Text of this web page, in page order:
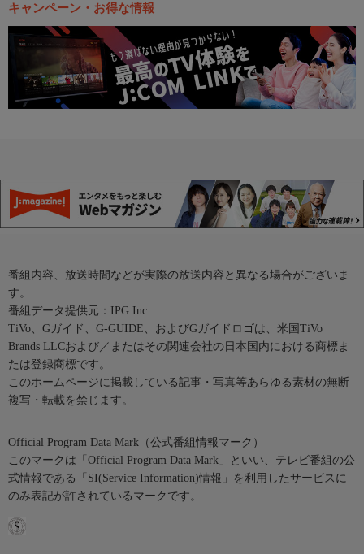
キャンペーン・お得な情報
番組内容、放送時間などが実際の放送内容と異なる場合がございま
す。
番組データ提供元：IPG Inc.
TiVo、Gガイド、G-GUIDE、およびGガイドロゴは、米国TiVo
Brands LLCおよび／またはその関連会社の日本国内における商標ま
たは登録商標です。
このホームページに掲載している記事・写真等あらゆる素材の無断
複写・転載を禁じます。
Official Program Data Mark（公式番組情報マーク）
このマークは「Official Program Data Mark」といい、テレビ番組の公
式情報である「SI(Service Information)情報」を利用したサービスに
のみ表記が許されているマークです。